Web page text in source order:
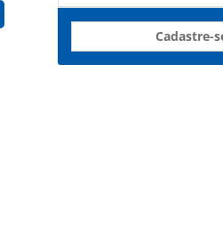
Cadastre-